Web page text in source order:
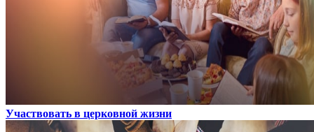
Участвовать в церковной жизни